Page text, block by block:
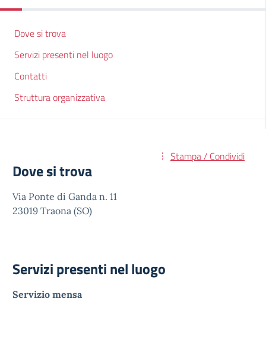
Dove si trova
Servizi presenti nel luogo
Contatti
Struttura organizzativa
Stampa / Condividi
Dove si trova
Via Ponte di Ganda n. 11
23019 Traona (SO)
Servizi presenti nel luogo
Servizio mensa